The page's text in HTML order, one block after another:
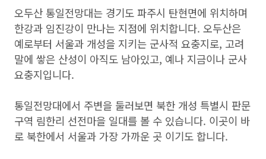
오두산 통일전망대는 경기도 파주시 탄현면에 위치하며
한강과 임진강이 만나는 지점에 위치합니다. 오두산은
예로부터 서울과 개성을 지키는 군사적 요충지로, 고려
말에 쌓은 산성이 아직도 남아있고, 예나 지금이나 군사
요충지입니다.
통일전망대에서 주변을 둘러보면 북한 개성 특별시 판문
구역 림한리 선전마을 일대를 볼 수 있습니다. 이곳이 바
로 북한에서 서울과 가장 가까운 곳 이기도 합니다.